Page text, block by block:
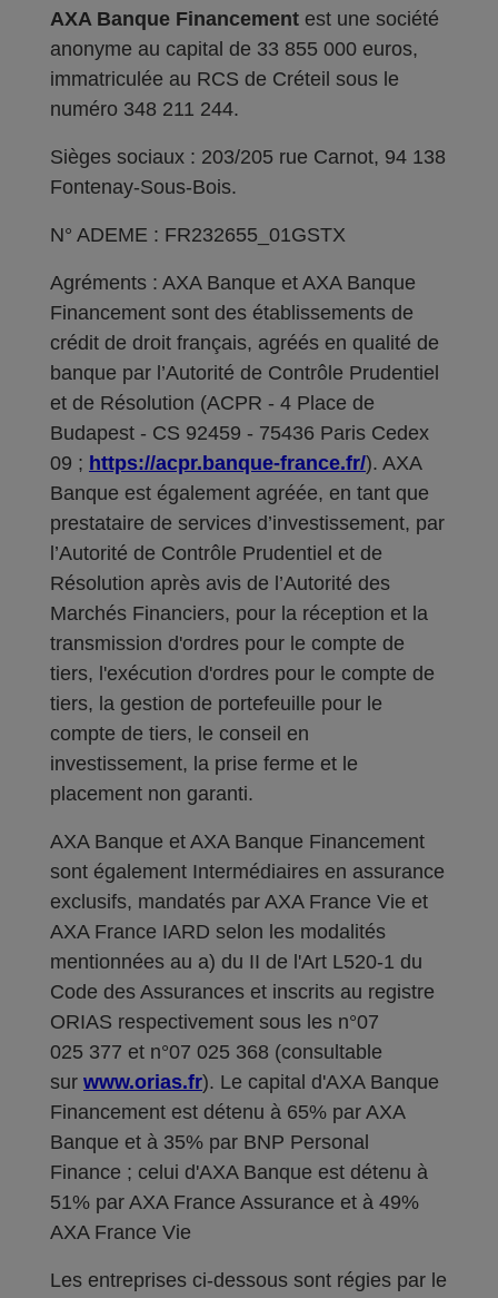
AXA Banque Financement est une société
anonyme au capital de 33 855 000 euros,
immatriculée au RCS de Créteil sous le
numéro 348 211 244.
Sièges sociaux : 203/205 rue Carnot, 94 138
Fontenay-Sous-Bois.
N° ADEME : FR232655_01GSTX
Agréments : AXA Banque et AXA Banque
Financement sont des établissements de
crédit de droit français, agréés en qualité de
banque par l’Autorité de Contrôle Prudentiel
et de Résolution (ACPR - 4 Place de
Budapest - CS 92459 - 75436 Paris Cedex
09 ; https://acpr.banque-france.fr/). AXA
Banque est également agréée, en tant que
prestataire de services d’investissement, par
l’Autorité de Contrôle Prudentiel et de
Résolution après avis de l’Autorité des
Marchés Financiers, pour la réception et la
transmission d'ordres pour le compte de
tiers, l'exécution d'ordres pour le compte de
tiers, la gestion de portefeuille pour le
compte de tiers, le conseil en
investissement, la prise ferme et le
placement non garanti.
AXA Banque et AXA Banque Financement
sont également Intermédiaires en assurance
exclusifs, mandatés par AXA France Vie et
AXA France IARD selon les modalités
mentionnées au a) du II de l'Art L520-1 du
Code des Assurances et inscrits au registre
ORIAS respectivement sous les n°07
025 377 et n°07 025 368 (consultable
sur www.orias.fr). Le capital d'AXA Banque
Financement est détenu à 65% par AXA
Banque et à 35% par BNP Personal
Finance ; celui d'AXA Banque est détenu à
51% par AXA France Assurance et à 49%
AXA France Vie
Les entreprises ci-dessous sont régies par le